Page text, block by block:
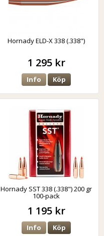
Hornady ELD-X 338 (.338")
1 295 kr
Info Köp
Hornady SST 338 (.338") 200 gr
100-pack
1 195 kr
Info Köp